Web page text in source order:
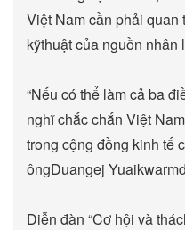
Việt Nam cần phải quan
kỹthuật của nguồn
“Nếu có thể làm cả ba
nghĩ chắc chắn Việt
trong cộng đồng kinh tế
ôngDuangej
Diễn đàn “Cơ hội và